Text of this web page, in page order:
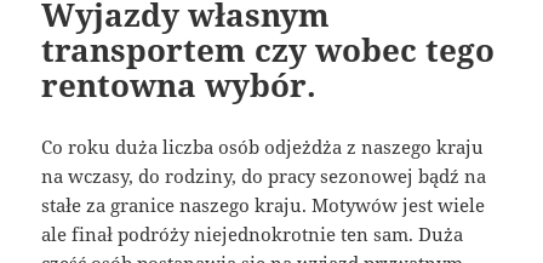
Wyjazdy własnym
transportem czy wobec tego
rentowna wybór.
Co roku duża liczba osób odjeżdża z naszego kraju
na wczasy, do rodziny, do pracy sezonowej bądź na
stałe za granice naszego kraju. Motywów jest wiele
ale finał podróży niejednokrotnie ten sam. Duża